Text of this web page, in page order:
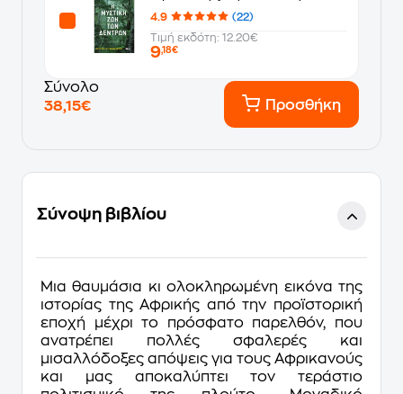
4.9
(22)
Τιμή εκδότη: 12.20€
9,18€
Σύνολο
38,15€
Προσθήκη
Σύνοψη βιβλίου
Mια θαυμάσια κι ολοκληρωμένη εικόνα της
ιστορίας της Aφρικής από την προϊστορική
εποχή μέχρι το πρόσφατο παρελθόν, που
ανατρέπει πολλές σφαλερές και
μισαλλόδοξες απόψεις για τους Aφρικανούς
και μας αποκαλύπτει τον τεράστιο